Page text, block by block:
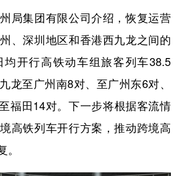
安徽 福建 江西
河南 湖北 湖南
广西 海南 重庆
甘肃 青海 宁夏
古
集团有限公司介绍，恢复运营
、深圳地区和香港西九龙之间的
开行高铁动车组旅客列车38.5
龙至广州南8对、至广州东6对、
福田14对。下一步将根据客流情
高铁列车开行方案，推动跨境高